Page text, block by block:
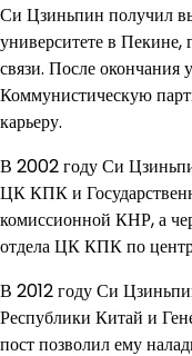
Си Цзиньпин получил
университете в
связи. После окончания
Коммунистическую
карьеру.
В 2002 году Си
ЦК КПК и
комиссионной КНР, а
отдела ЦК КПК по
В 2012 году Си
Республики Китай и
пост позволил ему